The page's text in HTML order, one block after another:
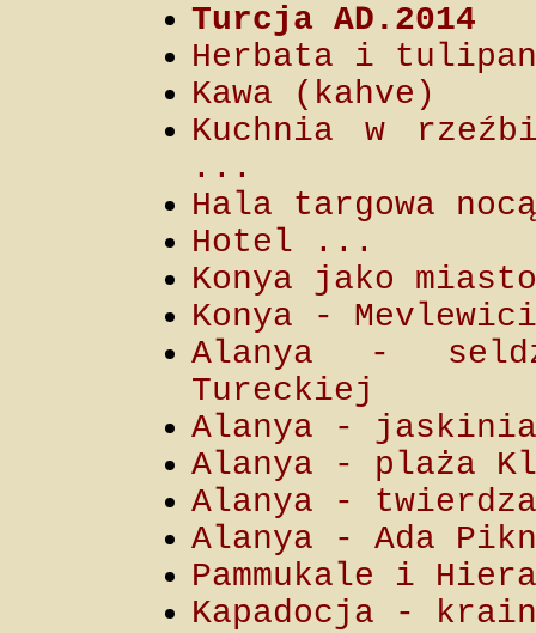
Turcja AD.2014
Herbata i
Kawa (kahve)
Kuchnia w
...
Hala targowa
Hotel ...
Konya jako miasto
Konya -
Alanya -
Tureckiej
Alanya - jaskinia
Alanya - plaża
Alanya -
Alanya - Ada
Pammukale i
Kapadocja -